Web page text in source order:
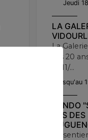
Jeudi
LA
La
ses 20
15/11/...
Jusqu'au
RANDO
PAS DES
Le